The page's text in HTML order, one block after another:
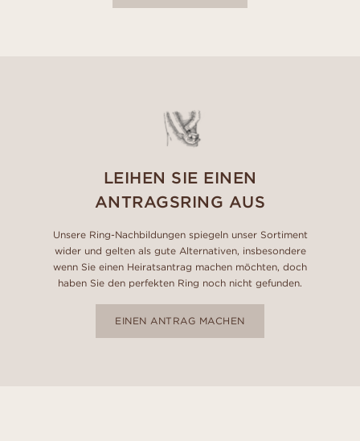
LEIHEN SIE EINEN
ANTRAGSRING AUS
Unsere Ring-Nachbildungen spiegeln unser Sortiment
wider und gelten als gute Alternativen, insbesondere
wenn Sie einen Heiratsantrag machen möchten, doch
haben Sie den perfekten Ring noch nicht gefunden.
EINEN ANTRAG MACHEN